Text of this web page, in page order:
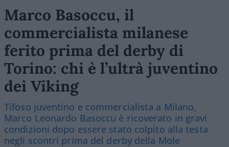
Marco Basoccu, il
commercialista milanese
ferito prima del derby di
Torino: chi è l’ultrà juventino
dei Viking
Tifoso juventino e commercialista a Milano,
Marco Leonardo Basoccu è ricoverato in gravi
condizioni dopo essere stato colpito alla testa
negli scontri prima del derby della Mole